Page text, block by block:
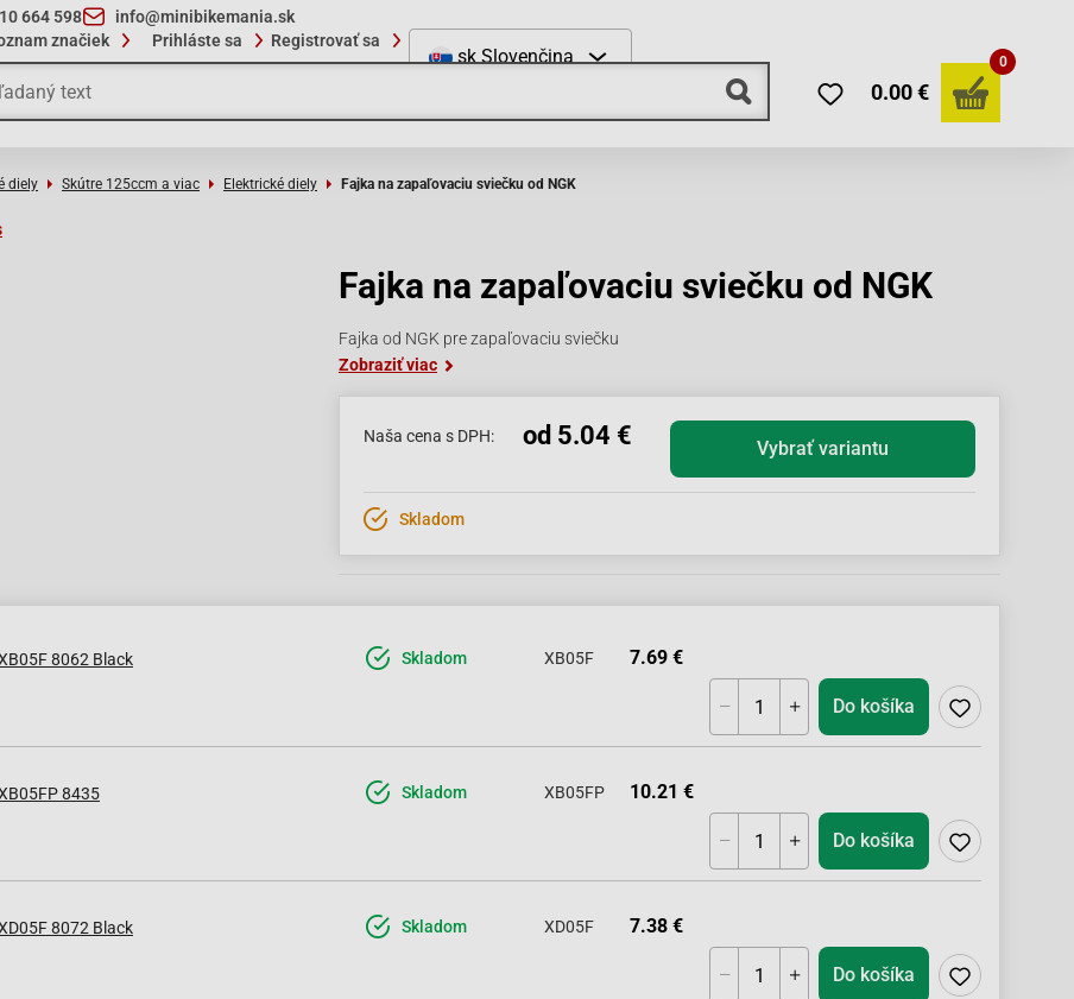
664 598
info@minibikemania.sk
značiek Prihláste sa Registrovať sa
sk Slovenčina
0.00 €
0
diely Skútre 125ccm a viac Elektrické diely Fajka na zapaľovaciu sviečku od NGK
Fajka na zapaľovaciu sviečku od NGK
Fajka od NGK pre zapaľovaciu sviečku
Zobraziť viac
Naša cena s DPH: od 5.04 € Vybrať variantu
Skladom
8062 Black Skladom XB05F 7.69 €
Do košíka
8435 Skladom XB05FP 10.21 €
Do košíka
8072 Black Skladom XD05F 7.38 €
Do košíka